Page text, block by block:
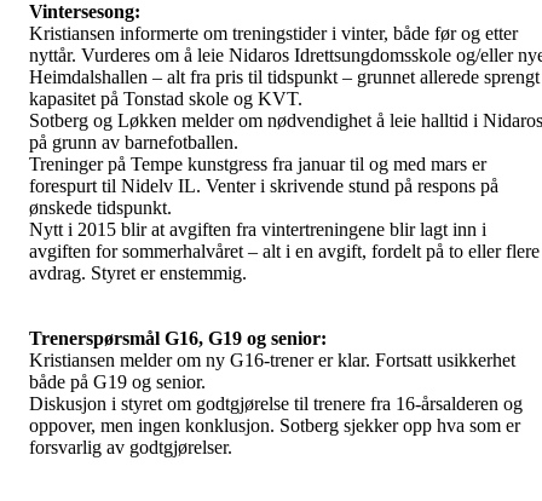
Vintersesong:
Kristiansen informerte om treningstider i vinter, både før og etter
nyttår. Vurderes om å leie Nidaros Idrettsungdomsskole og/eller
Heimdalshallen – alt fra pris til tidspunkt – grunnet allerede sprengt
kapasitet på Tonstad skole og KVT.
Sotberg og Løkken melder om nødvendighet å leie halltid i Nidaros
på grunn av barnefotballen.
Treninger på Tempe kunstgress fra januar til og med mars er
forespurt til Nidelv IL. Venter i skrivende stund på respons på
ønskede tidspunkt.
Nytt i 2015 blir at avgiften fra vintertreningene blir lagt inn i
avgiften for sommerhalvåret – alt i en avgift, fordelt på to eller flere
avdrag. Styret er enstemmig.
Trenerspørsmål G16, G19 og senior:
Kristiansen melder om ny G16-trener er klar. Fortsatt usikkerhet
både på G19 og senior.
Diskusjon i styret om godtgjørelse til trenere fra 16-årsalderen og
oppover, men ingen konklusjon. Sotberg sjekker opp hva som er
forsvarlig av godtgjørelser.